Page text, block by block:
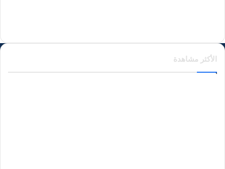
الأكثر مشاهدة